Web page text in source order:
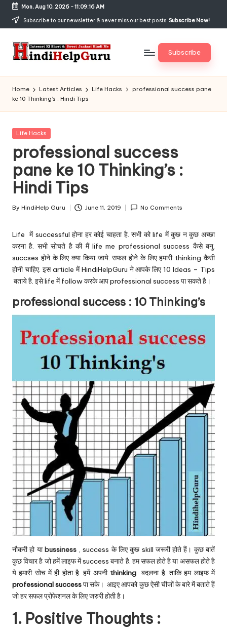
Skip
content
Mon, Aug 10, 2026-11:09:16 AM
Subscribe to our newsletter & never miss our best posts. Subscribe Now!
H
in
di
H
el
p
G
u
r
u.
c
o
m
Jankari
Hindi
me
Subscribe
Home Latest Articles Life Hacks
professional success pane
ke 10 Thinking’s : Hindi Tips
Posted
Life Hacks
professional success
pane ke 10 Thinking’s :
Hindi Tips
Posted
By HindiHelp Guru June 11, 2019 No Comments
Life में successful होना हर कोई चाहता है. सभी को life में कुछ न कुछ अच्छा
करना है. सभी सोचते है की मैं life me professional success कैसे बनु.
succses होने के लिए क्या किया जाये. सफल होने के लिए हमारी thinking कैसी
होनी चाहिए. इस article में HindiHelpGuru ने आपके लिए 10 Ideas – Tips
बताये है. इसे life में follow करके आप professional success पा सकते है।
professional success : 10 Thinking’s
नौकरी हो याbussiness, success के लिए कुछ skill जरूरी होते हैं। कुछ बातें
कुछ विचार है जो हमें लाइफ में success बनाते है. हम सफल होते है या असफल होते है
ये हमारी सोच में ही होता है. हमें अपनी thinkingबदलना है. ताकि हम लाइफ में
professional successपा सके। आइए आपको कुछ ऐसी चीजों के बारे में बताते हैं
जो हर सफल प्रोफेशनल के लिए जरुरी होती है।
1. Positive Thoughts :